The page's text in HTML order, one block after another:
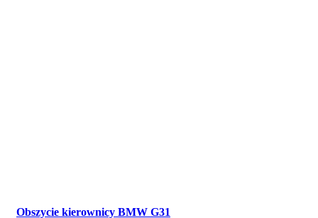
Obszycie kierownicy BMW G31